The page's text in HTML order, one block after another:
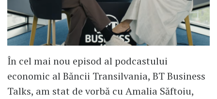
În cel mai nou episod al podcastului
economic al Băncii Transilvania, BT Business
Talks, am stat de vorbă cu Amalia Săftoiu,